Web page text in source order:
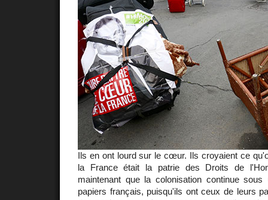
Ils en ont lourd sur le cœur. Ils croyaient ce
la France était la patrie des Droits de
maintenant que la colonisation continue
papiers français, puisqu'ils ont ceux de leurs